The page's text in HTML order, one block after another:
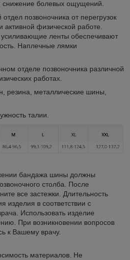
снижение болевых ощущений.
позвоночника от перегрузок
активной физической работе.
усиливающие ленты обеспечивают
Наплечные лямки
отделе позвоночника различной
работах.
резина, металлические шины,
талии.
бандажа шины должны
столба. После
все застежки. Длительность
изделия в соответствии с
Использовать изделие
При возникновении вопросов
к Вашему врачу.
материалов. Не